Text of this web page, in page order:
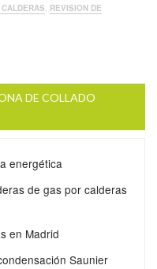
, REVISION DE
DE COLLADO
energética
de gas por calderas
en Madrid
Saunier